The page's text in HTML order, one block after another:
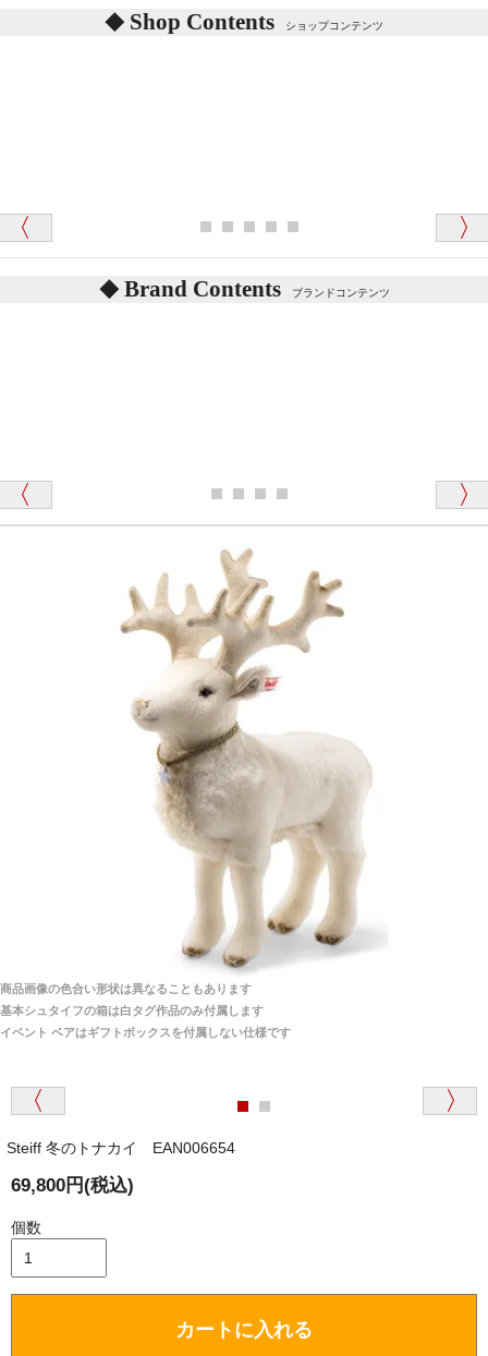
詳しくはこちらをご覧ください。
体をねかせたりおこしたりすると「グーグー」と鳴く
記載しておりますので、ぜひ探してみてください。
ディベアがいます。
「スクエーカー内蔵」と記載しておりますので、ぜひ
探してみてください。
シュタイフ社製品の実物を見ることはできますか？
当店はネット販売ですので実物をお見せすることが
海外からのお取り寄せと言うことですが、商品はきち
ご安心ください！商品は確実にお届けします。
商品は直接海外から届くのですか。受取の際、関税な
商品は全て当店へ入荷させたのち欠品を行いお客様
関税はすべて当店にて処理しますのでお客様のご負担
は一切ありません。
商品が届くまでにはどのくらいの期間がかかります
か？
国内で一度検品をしますので、決済確認後、２～４
週間でのお届けとなります。
ます。）
東京都 M・K 様 （女性）
「対応はどちらも丁寧でした。値段と他の融通
「商品説明が細やかで丁寧であったことです」
「前に買ったことがあったお店でしたので」
千葉県 U・Y 様 （女性）
「ChatGPTを利用したところ「くまの小屋」さ
んを紹介され…」
埼玉県 S・W 様
「送られる際にメールなどで届けて頂きとても
安心感がありました」
大阪府 Y・W 様 （男性）
「取り扱っているNetショップで一番信用出来
兵庫県 A・K 様 （女性）
「ベアちゃんの紹介分が丁寧に書かれていたこ
Shop Contents ショップコンテンツ
Brand Contents ブランドコンテンツ
商品画像の色合い形状は異なることもあります
基本シュタイフの箱は白タグ作品のみ付属します
イベント ベアはギフトボックスを付属しない仕様です
Steiff 冬のトナカイ EAN006654
69,800円(税込)
個数
カートに入れる